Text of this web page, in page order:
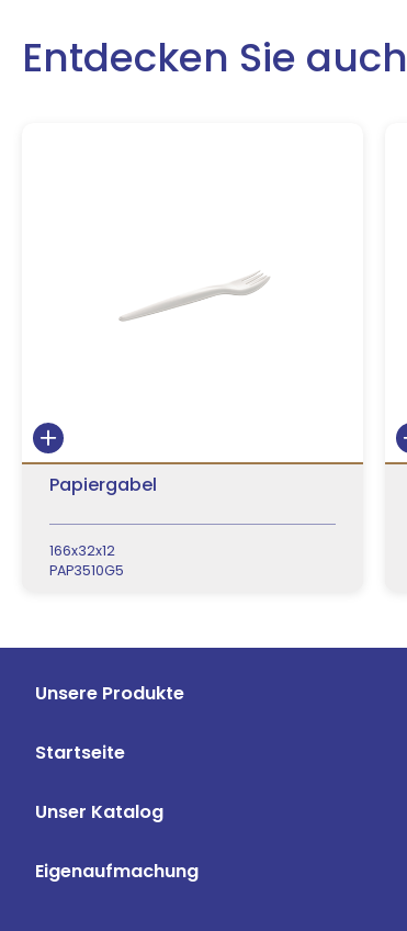
Entdecken Sie auch
Papiergabel
166x32x12
PAP3510G5
Unsere Produkte
Startseite
Unser Katalog
Eigenaufmachung